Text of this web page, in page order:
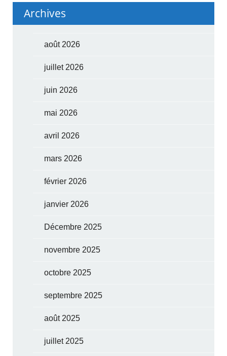
Archives
août 2026
juillet 2026
juin 2026
mai 2026
avril 2026
mars 2026
février 2026
janvier 2026
Décembre 2025
novembre 2025
octobre 2025
septembre 2025
août 2025
juillet 2025